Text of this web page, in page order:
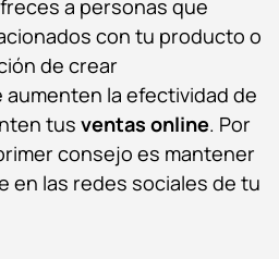
a personas que
con tu producto o
de crear
la efectividad de
tus ventas online. Por
consejo es mantener
en las redes sociales de tu